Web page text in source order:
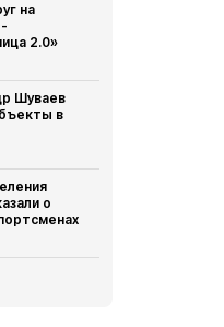
на
2.0»
Шуваев
в
о